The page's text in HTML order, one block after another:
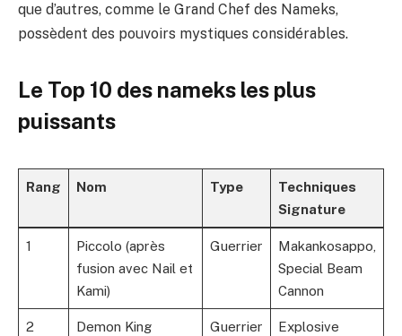
que d’autres, comme le Grand Chef des Nameks,
possèdent des pouvoirs mystiques considérables.
Le Top 10 des nameks les plus
puissants
Rang Nom Type
Techniques
Signature
1
Piccolo (après
fusion avec Nail et
Kami)
Guerrier
Makankosappo,
Special Beam
Cannon
2
Demon King
Guerrier
Explosive